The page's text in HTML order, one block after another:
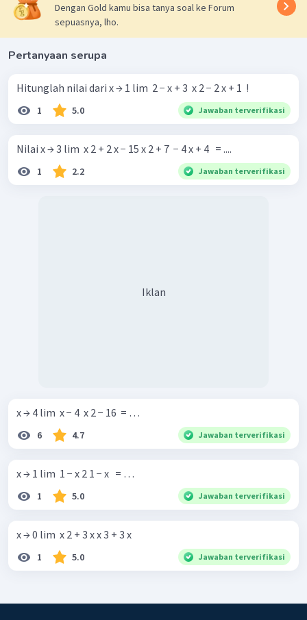
Dengan Gold kamu bisa tanya soal ke Forum
sepuasnya, lho.
Pertanyaan serupa
Hitunglah nilai dari x → 1 lim ​ 2 − x + 3 ​ x 2 − 2 x + 1 ​ !
1 5.0 Jawaban terverifikasi
Nilai x → 3 lim ​ x 2 + 2 x − 15 x 2 + 7 ​ − 4 x + 4 ​ ​ = ....
1 2.2 Jawaban terverifikasi
Iklan
x → 4 lim ​ x − 4 ​ x 2 − 16 ​ = …
6 4.7 Jawaban terverifikasi
x → 1 lim ​ 1 − x 2 1 − x ​ ​ = …
1 5.0 Jawaban terverifikasi
x → 0 lim ​ x 2 + 3 x x 3 + 3 x ​
1 5.0 Jawaban terverifikasi